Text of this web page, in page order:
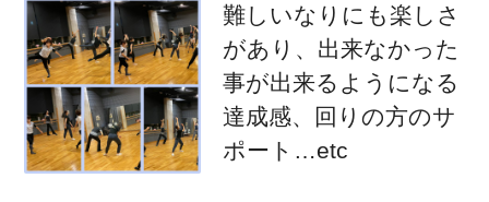
難しいなりにも楽しさ
があり、出来なかった
事が出来るようになる
達成感、回りの方のサ
ポート…etc